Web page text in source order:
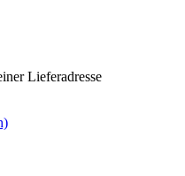
Lieferadresse